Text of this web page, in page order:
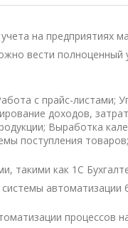
на предприятиях
вести полноценный
с прайс-
доходов,
Выработка
поступления
как 1С
автоматизации
процессов